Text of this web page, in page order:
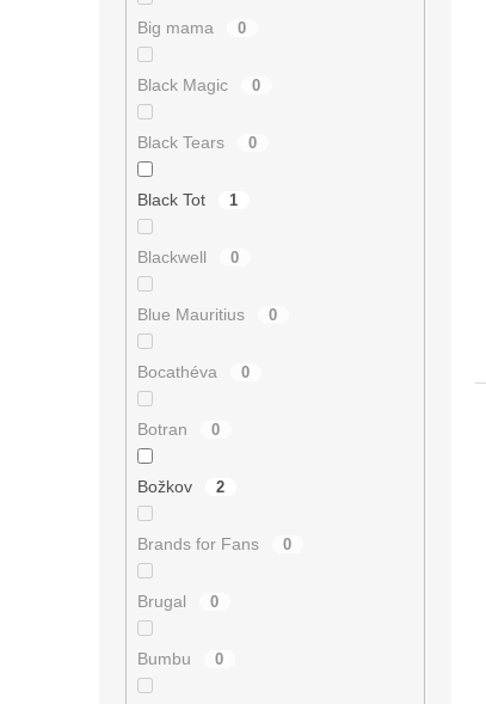
Big mama 0
Black Magic 0
Black Tears 0
Black Tot 1
Blackwell 0
Blue Mauritius 0
Bocathéva 0
Botran 0
Božkov 2
Brands for Fans 0
Brugal 0
Bumbu 0